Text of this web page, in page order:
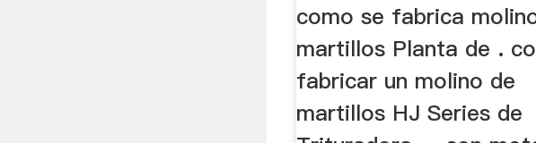
como se fabrica
martillos Planta de .
fabricar un molino de
martillos HJ Series de